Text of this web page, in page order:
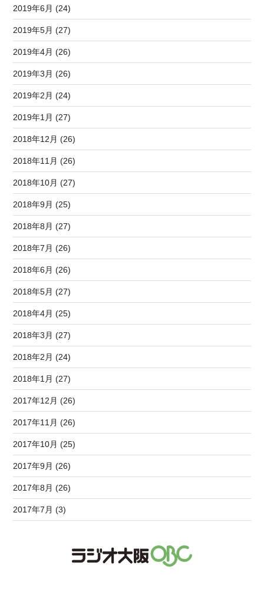
2019年6月 (24)
2019年5月 (27)
2019年4月 (26)
2019年3月 (26)
2019年2月 (24)
2019年1月 (27)
2018年12月 (26)
2018年11月 (26)
2018年10月 (27)
2018年9月 (25)
2018年8月 (27)
2018年7月 (26)
2018年6月 (26)
2018年5月 (27)
2018年4月 (25)
2018年3月 (27)
2018年2月 (24)
2018年1月 (27)
2017年12月 (26)
2017年11月 (26)
2017年10月 (25)
2017年9月 (26)
2017年8月 (26)
2017年7月 (3)